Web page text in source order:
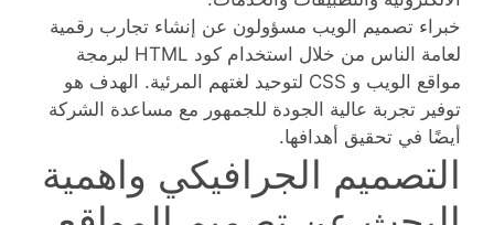
خبراء تصميم الويب مسؤولون عن إنشاء تجارب رقمية
لعامة الناس من خلال استخدام كود HTML لبرمجة
مواقع الويب و CSS لتوحيد لغتهم المرئية. الهدف هو
توفير تجربة عالية الجودة للجمهور مع مساعدة الشركة
أيضًا في تحقيق أهدافها.
التصميم الجرافيكي واهمية